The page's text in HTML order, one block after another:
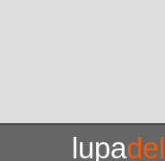
lupadel